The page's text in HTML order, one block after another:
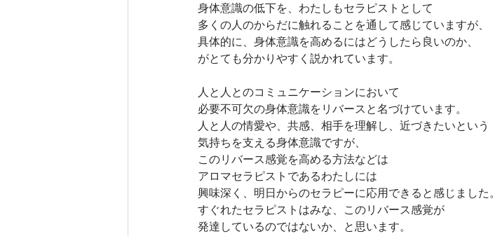
身体意識の低下を、わたしもセラピストとして
多くの人のからだに触れることを通して感じていますが、
具体的に、身体意識を高めるにはどうしたら良いのか、
がとても分かりやすく説かれています。
人と人とのコミュニケーションにおいて
必要不可欠の身体意識をリバースと名づけています。
人と人の情愛や、共感、相手を理解し、近づきたいという
気持ちを支える身体意識ですが、
このリバース感覚を高める方法などは
アロマセラピストであるわたしには
興味深く、明日からのセラピーに応用できると感じました。
すぐれたセラピストはみな、このリバース感覚が
発達しているのではないか、と思います。